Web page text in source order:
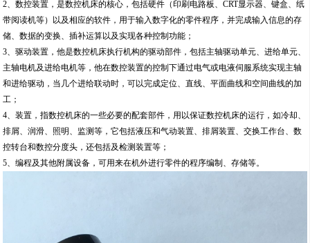
2、数控装置，是数控机床的核心，包括硬件（印刷电路板、CRT显示器、键盒、纸
带阅读机等）以及相应的软件，用于输入数字化的零件程序，并完成输入信息的存
储、数据的变换、插补运算以及实现各种控制功能；
3、驱动装置，他是数控机床执行机构的驱动部件，包括主轴驱动单元、进给单元、
主轴电机及进给电机等，他在数控装置的控制下通过电气或电液伺服系统实现主轴
和进给驱动，当几个进给联动时，可以完成定位、直线、平面曲线和空间曲线的加
工；
4、装置，指数控机床的一些必要的配套部件，用以保证数控机床的运行，如冷却、
排屑、润滑、照明、监测等，它包括液压和气动装置、排屑装置、交换工作台、数
控转台和数控分度头，还包括及检测装置等；
5、编程及其他附属设备，可用来在机外进行零件的程序编制、存储等。